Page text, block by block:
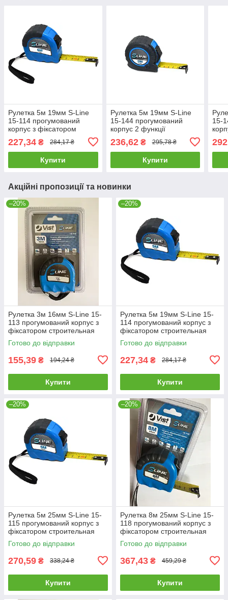
Рулетка 5м 19мм S-Line
15-114 прогумований
корпус з фіксатором
строительная будівельна
227,34 ₴ 284,17 ₴
Купити
Рулетка 5м 19мм S-Line
15-144 прогумований
корпус 2 функції
строительная будівельна
236,62₴ 295,78 ₴
Купити
15-
Акційні пропозиції та новинки
–20%
Рулетка 3м 16мм S-Line 15-
113 прогумований корпус з
фіксатором строительная
будівельна
Готово до відправки
155,39 ₴ 194,24 ₴
Купити
–20%
Рулетка 5м 19мм S-Line 15-
114 прогумований корпус з
фіксатором строительная
будівельна
Готово до відправки
227,34 ₴ 284,17 ₴
Купити
–20%
Рулетка 5м 25мм S-Line 15-
115 прогумований корпус з
фіксатором строительная
будівельна
Готово до відправки
270,59 ₴ 338,24 ₴
Купити
–20%
Рулетка 8м 25мм S-Line 15-
118 прогумований корпус з
фіксатором строительная
будівельна
Готово до відправки
367,43 ₴ 459,29 ₴
Купити